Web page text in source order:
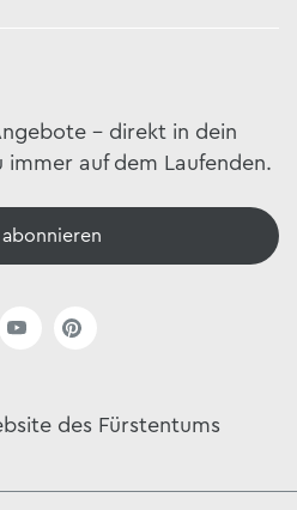
– direkt in dein
auf dem Laufenden.
des Fürstentums